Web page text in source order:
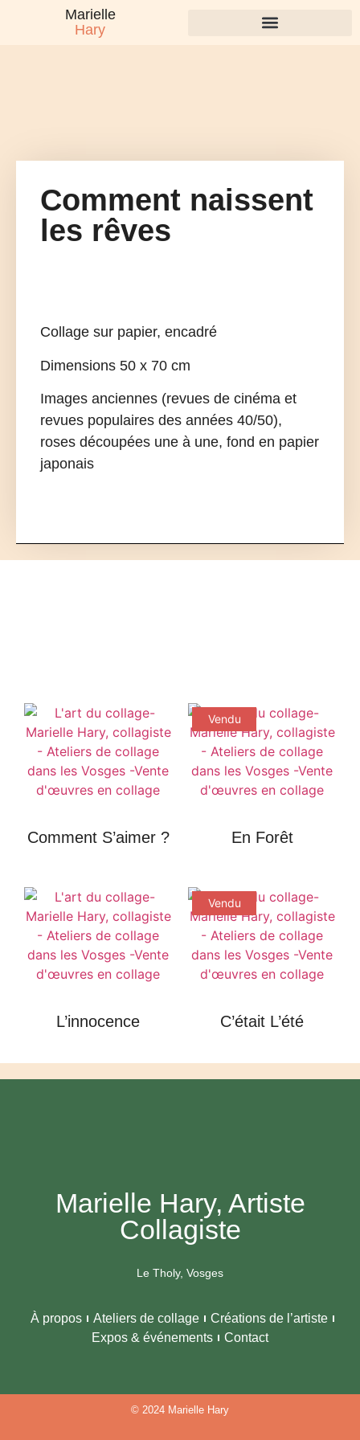
Marielle
Hary
Comment naissent
les rêves
Collage sur papier, encadré
Dimensions 50 x 70 cm
Images anciennes (revues de cinéma et
revues populaires des années 40/50),
roses découpées une à une, fond en papier
japonais
Comment S’aimer ?
Vendu
En Forêt
L’innocence
Vendu
C’était L’été
Marielle Hary, Artiste
Collagiste
Le Tholy, Vosges
À propos Ateliers de collage
Créations de l’artiste
Expos & événements
Contact
© 2024 Marielle Hary